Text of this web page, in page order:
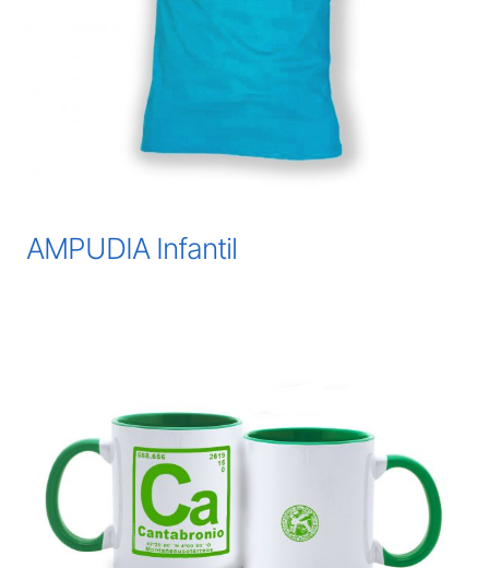
AMPUDIA Infantil